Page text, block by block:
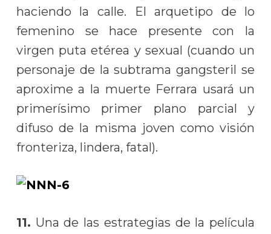
haciendo la calle. El arquetipo de lo
femenino se hace presente con la
virgen puta etérea y sexual (cuando un
personaje de la subtrama gangsteril se
aproxime a la muerte Ferrara usará un
primerísimo primer plano parcial y
difuso de la misma joven como visión
fronteriza, lindera, fatal).
11. Una de las estrategias de la película